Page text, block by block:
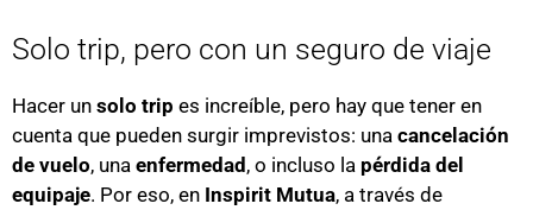
Solo trip, pero con un seguro de viaje
Hacer un solo trip es increíble, pero hay que tener en
cuenta que pueden surgir imprevistos: una cancelación
de vuelo, una enfermedad, o incluso la pérdida del
equipaje. Por eso, en Inspirit Mutua, a través de